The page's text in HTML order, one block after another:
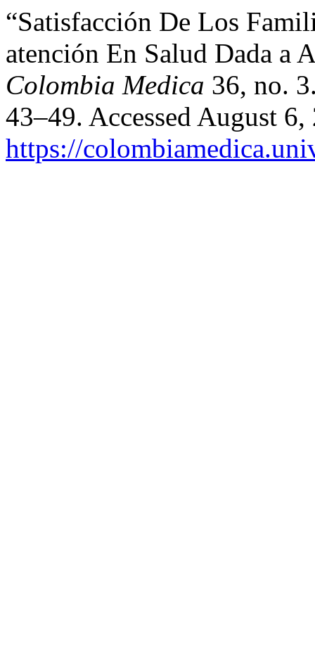
“Satisfacción De Los
atención En Salud Dada a
Colombia Medica 36, no.
43–49. Accessed August 6,
https://